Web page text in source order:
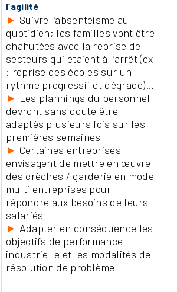
l’agilité
► Suivre l’absentéisme au
quotidien; les familles vont être
chahutées avec la reprise de
secteurs qui étaient à l’arrêt (ex
: reprise des écoles sur un
rythme progressif et dégradé)…
► Les plannings du personnel
devront sans doute être
adaptés plusieurs fois sur les
premières semaines
► Certaines entreprises
envisagent de mettre en œuvre
des crèches / garderie en mode
multi entreprises pour
répondre aux besoins de leurs
salariés
► Adapter en conséquence les
objectifs de performance
industrielle et les modalités de
résolution de problème